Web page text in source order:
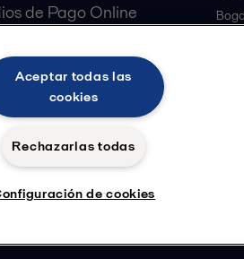
de Pago Online
Aceptar todas las
cookies
Rechazarlas todas
de cookies